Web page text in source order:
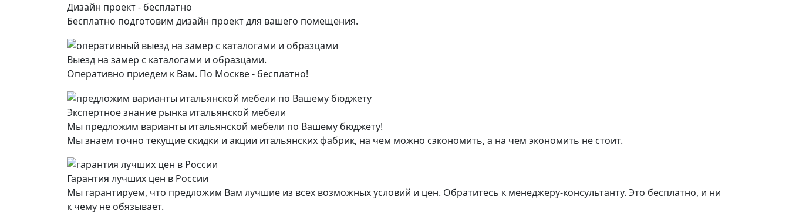
Дизайн проект - бесплатно
Бесплатно подготовим дизайн проект для вашего помещения.
Выезд на замер с каталогами и образцами.
Оперативно приедем к Вам. По Москве - бесплатно!
Экспертное знание рынка итальянской мебели
Мы предложим варианты итальянской мебели по Вашему бюджету!
Мы знаем точно текущие скидки и акции итальянских фабрик, на чем можно сэкономить, а на чем экономить не стоит.
Гарантия лучших цен в России
Мы гарантируем, что предложим Вам лучшие из всех возможных условий и цен. Обратитесь к менеджеру-консультанту. Это бесплатно, и ни
к чему не обязывает.